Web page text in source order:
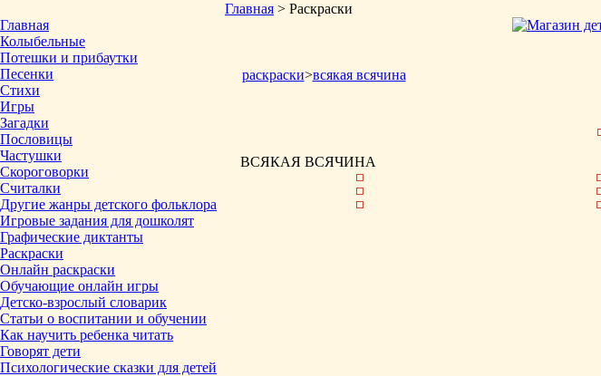
Главная
Колыбельные
Потешки и прибаутки
Песенки
Стихи
Игры
Загадки
Пословицы
Частушки
Скороговорки
Считалки
Другие жанры детского фольклора
Игровые задания для дошколят
Графические диктанты
Раскраски
Онлайн раскраски
Обучающие онлайн игры
Детско-взрослый словарик
Статьи о воспитании и обучении
Как научить ребенка читать
Говорят дети
Психологические сказки для детей
Главная > Раскраски
раскраски>всякая всячина
ВСЯКАЯ ВСЯЧИНА